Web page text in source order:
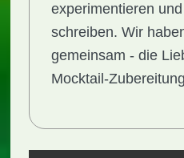
experimentieren
schreiben. Wir
gemeinsam - die
Mocktail-